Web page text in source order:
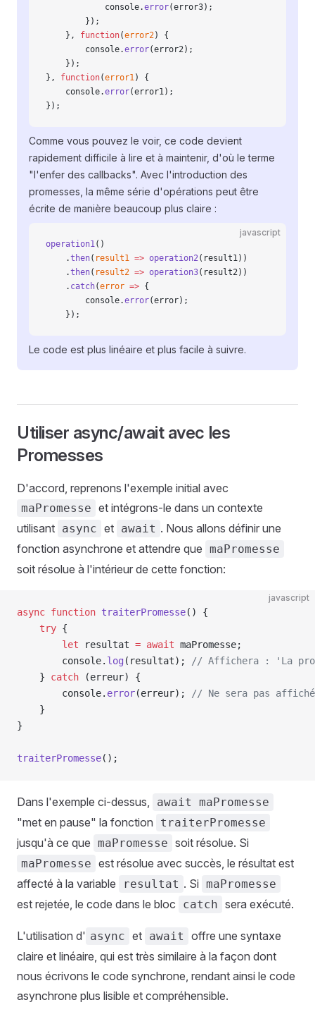
            console.
error(error3);
        });
    },
function(error2) {
        console.
error(error2);
    });
}, function(error1) {
    console.
error(error1);
});
Comme vous pouvez le voir, ce code devient
rapidement difficile à lire et à maintenir, d'où le terme
"l'enfer des callbacks". Avec l'introduction des
promesses, la même série d'opérations peut être
écrite de manière beaucoup plus claire :
javascript
operation1()
    .
then( result1 => operation2(result1))
    .
then( result2 => operation3(result2))
    .
catch(error => {
        console.
error(error);
    });
Le code est plus linéaire et plus facile à suivre.
Utiliser async/await avec les
Promesses
D'accord, reprenons l'exemple initial avec
maPromesse et intégrons-le dans un contexte
utilisant async et await . Nous allons définir une
fonction asynchrone et attendre que maPromesse
soit résolue à l'intérieur de cette fonction:
javascript
async function traiterPromesse() {
    try
{
        let
resultat = await maPromesse;
        console.
log (resultat);
// Affichera : 'La
    }
catch (erreur) {
        console.
error(erreur);
// Ne sera pas
    }
}
traiterPromesse();
Dans l'exemple ci-dessus, await maPromesse
"met en pause" la fonction traiterPromesse
jusqu'à ce que maPromesse soit résolue. Si
maPromesse est résolue avec succès, le résultat est
affecté à la variable
resultat . Si maPromesse
est rejetée, le code dans le bloc catch sera exécuté.
L'utilisation d' async et await
offre une syntaxe
claire et linéaire, qui est très similaire à la façon dont
nous écrivons le code synchrone, rendant ainsi le code
asynchrone plus lisible et compréhensible.